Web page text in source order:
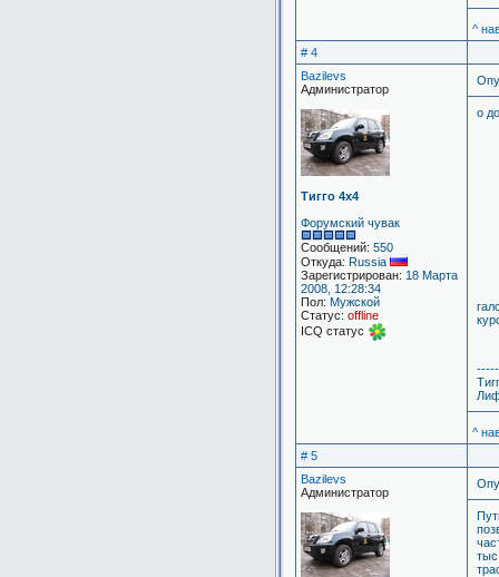
^
# 4
Bazilevs
Администратор
Тигго 4х4
Форумский чувак
Сообщений: 550
Откуда: Russia
Зарегистрирован: 18 Марта
2008, 12:28:34
Пол: Мужской
Статус: offline
ICQ статус
о
^
# 5
Bazilevs
Администратор